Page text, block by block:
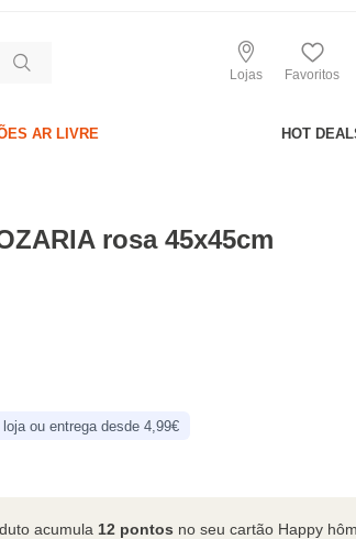
Lojas Favoritos
AR LIVRE HOT
rosa 45x45cm
loja ou entrega desde 4,99€
acumula 12 pontos no seu cartão Happy